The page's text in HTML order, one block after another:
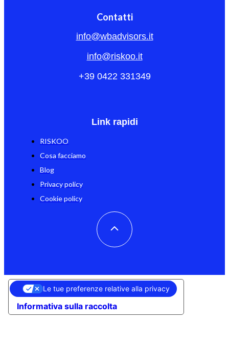
Contatti
info@wbadvisors.it
info@riskoo.it
+39 0422 331349
Link rapidi
RISKOO
Cosa facciamo
Blog
Privacy policy
Cookie policy
Informativa sulla raccolta
Le tue preferenze relative alla privacy